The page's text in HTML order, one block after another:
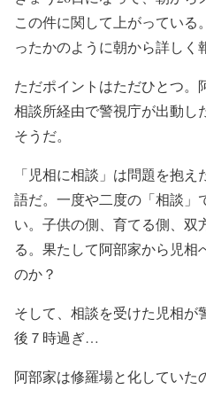
この件に関して上がってい
ったかのように朝から詳しく
ただポイントはただひとつ。
相談所経由で警視庁が出動し
そうだ。
「児相に相談」は問題を抱
語だ。一度や二度の「相談」
い。子供の側、育てる側、
る。果たして阿部家から児相
のか？
そして、相談を受けた児相が
後７時過ぎ…
阿部家は修羅場と化してい